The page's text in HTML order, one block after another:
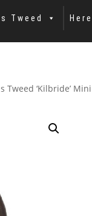
Tweed
Tweed ‘Kilbride’